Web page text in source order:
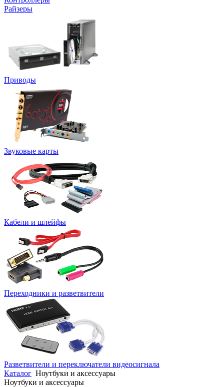
Райзеры
Приводы
Звуковые карты
Кабели и шлейфы
Переходники и разветвители
Разветвители и переключатели видеосигнала
Каталог Ноутбуки и аксессуары
Ноутбуки и аксессуары